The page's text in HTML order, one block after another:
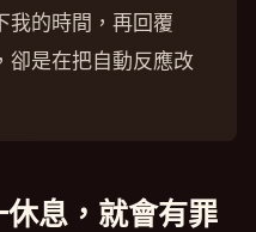
我的時間，再回覆
卻是在把自動反應改
息，就會有罪